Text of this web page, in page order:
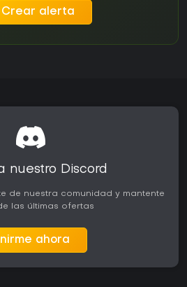
Crear alerta
nuestro Discord
de nuestra comunidad y mantente
las últimas ofertas
ahora